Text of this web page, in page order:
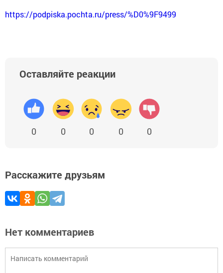
https://podpiska.pochta.ru/press/%D0%9F9499
Оставляйте реакции
0 0 0 0 0
Расскажите друзьям
Нет комментариев